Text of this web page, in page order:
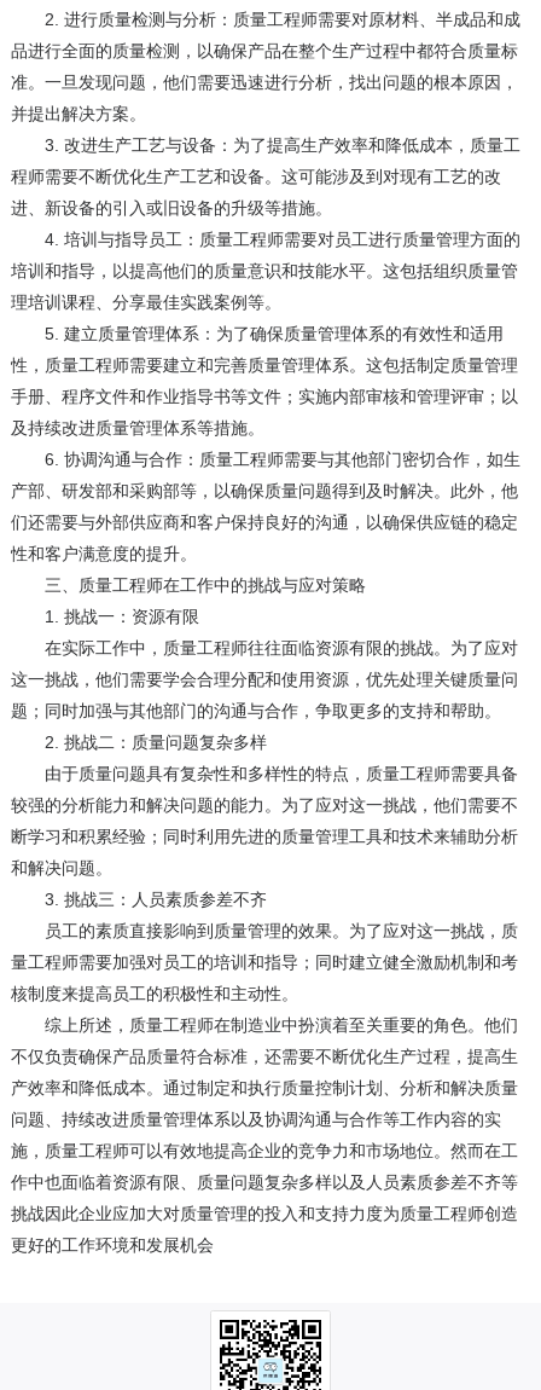
2. 进行质量检测与分析：质量工程师需要对原材料、半成品和成
品进行全面的质量检测，以确保产品在整个生产过程中都符合质量标
准。一旦发现问题，他们需要迅速进行分析，找出问题的根本原因，
并提出解决方案。
3. 改进生产工艺与设备：为了提高生产效率和降低成本，质量工
程师需要不断优化生产工艺和设备。这可能涉及到对现有工艺的改
进、新设备的引入或旧设备的升级等措施。
4. 培训与指导员工：质量工程师需要对员工进行质量管理方面的
培训和指导，以提高他们的质量意识和技能水平。这包括组织质量管
理培训课程、分享最佳实践案例等。
5. 建立质量管理体系：为了确保质量管理体系的有效性和适用
性，质量工程师需要建立和完善质量管理体系。这包括制定质量管理
手册、程序文件和作业指导书等文件；实施内部审核和管理评审；以
及持续改进质量管理体系等措施。
6. 协调沟通与合作：质量工程师需要与其他部门密切合作，如生
产部、研发部和采购部等，以确保质量问题得到及时解决。此外，他
们还需要与外部供应商和客户保持良好的沟通，以确保供应链的稳定
性和客户满意度的提升。
三、质量工程师在工作中的挑战与应对策略
1. 挑战一：资源有限
在实际工作中，质量工程师往往面临资源有限的挑战。为了应对
这一挑战，他们需要学会合理分配和使用资源，优先处理关键质量问
题；同时加强与其他部门的沟通与合作，争取更多的支持和帮助。
2. 挑战二：质量问题复杂多样
由于质量问题具有复杂性和多样性的特点，质量工程师需要具备
较强的分析能力和解决问题的能力。为了应对这一挑战，他们需要不
断学习和积累经验；同时利用先进的质量管理工具和技术来辅助分析
和解决问题。
3. 挑战三：人员素质参差不齐
员工的素质直接影响到质量管理的效果。为了应对这一挑战，质
量工程师需要加强对员工的培训和指导；同时建立健全激励机制和考
核制度来提高员工的积极性和主动性。
综上所述，质量工程师在制造业中扮演着至关重要的角色。他们
不仅负责确保产品质量符合标准，还需要不断优化生产过程，提高生
产效率和降低成本。通过制定和执行质量控制计划、分析和解决质量
问题、持续改进质量管理体系以及协调沟通与合作等工作内容的实
施，质量工程师可以有效地提高企业的竞争力和市场地位。然而在工
作中也面临着资源有限、质量问题复杂多样以及人员素质参差不齐等
挑战因此企业应加大对质量管理的投入和支持力度为质量工程师创造
更好的工作环境和发展机会